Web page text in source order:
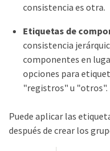
consistencia es otra.
Etiquetas de
consistencia
componentes en
opciones para
"registros" u "otros".
Puede aplicar las
después de crear los